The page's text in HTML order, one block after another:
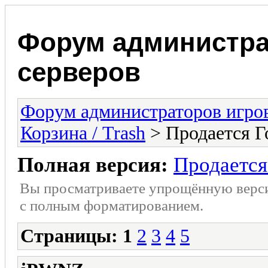
Форум
серверов
Форум администраторов
Корзина / Trash > Продается
Полная версия:
Вы просматриваете упрощённую
с полным форматированием.
Страницы: 1 2 3 4 5